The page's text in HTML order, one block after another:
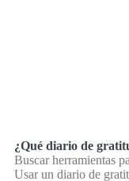
¿Qué diario de
Buscar herramientas
Usar un diario de